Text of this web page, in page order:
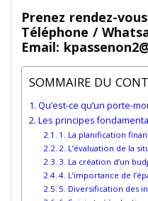
Prenez rendez-
Téléphone /
Email:
SOMMAIRE DU
Qu’est-ce qu’un porte-
Les principes
1. La planification
2. L’évaluation de la
3. La création d’un
4. L’importance de
5. Diversification des